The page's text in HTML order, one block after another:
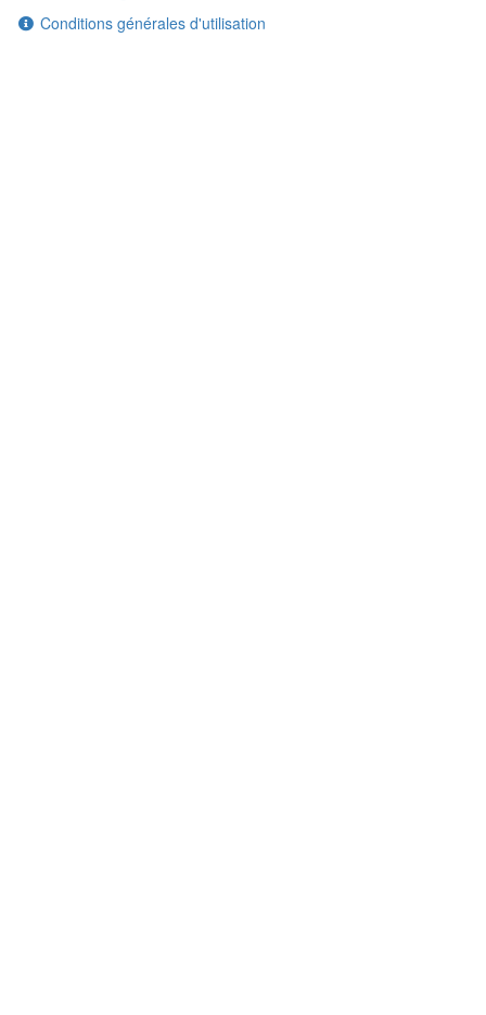
Conditions générales d'utilisation